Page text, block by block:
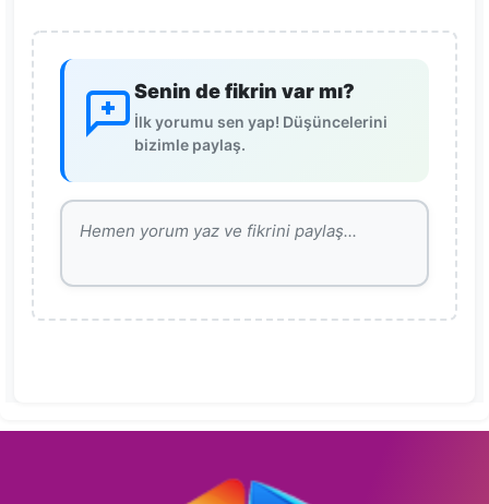
Senin de fikrin var mı?
İlk yorumu sen yap! Düşüncelerini
bizimle paylaş.